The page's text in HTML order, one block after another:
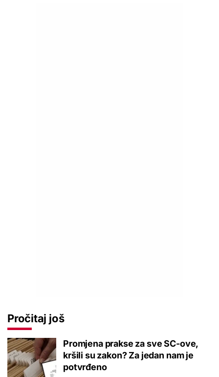
Pročitaj još
Promjena prakse za sve SC-ove,
kršili su zakon? Za jedan nam je
potvrđeno